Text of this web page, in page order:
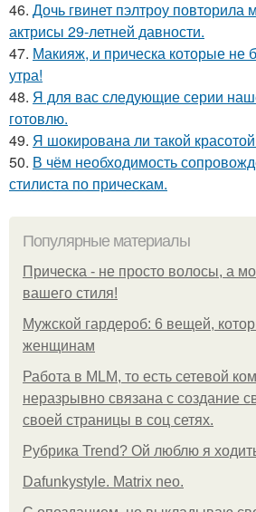
46. Дочь гвинет пэлтроу повторила
актрисы 29-летней давности.
47. Макияж, и прическа которые не
утра!
48. Я для вас следующие серии
готовлю.
49. Я шокирована ли такой
50. В чём необходимость
стилиста по прическам.
Популярные материалы
Прическа - не просто волосы, а
вашего стиля!
Мужской гардероб: 6 вещей,
женщинам
Работа в MLM, то есть сетевой
неразрывно связана с создание
своей страницы в соц сетях.
Рубрика Trend? Ой люблю я
Dafunkystyle. Matrix neo.